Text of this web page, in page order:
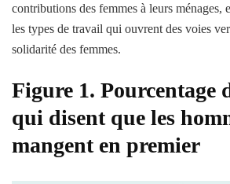
contributions des femmes à leurs ménages,
les types de travail qui ouvrent des voies
solidarité des femmes.
Figure 1. Pourcentage
qui disent que les
mangent en premier